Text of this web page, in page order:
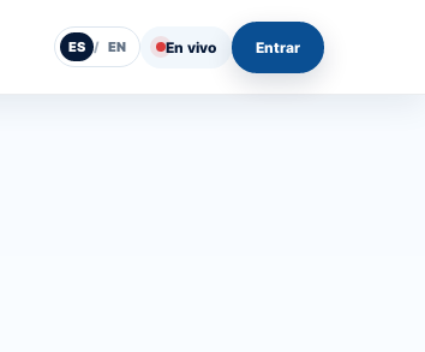
ES / EN En vivo Entrar